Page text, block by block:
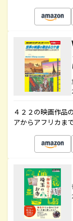
４２２の映画作品
アからアフリカま